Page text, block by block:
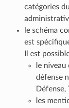
catégories
le schéma
est
Il est
le
défense
Défense,
les